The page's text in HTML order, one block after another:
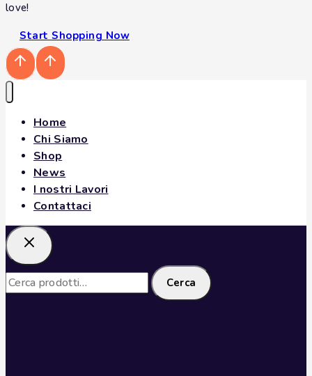
love!
Start Shopping Now
Home
Chi Siamo
Shop
News
I nostri Lavori
Contattaci
Cerca